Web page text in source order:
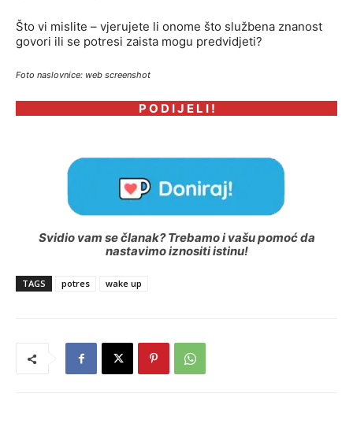
Što vi mislite – vjerujete li onome što službena znanost
govori ili se potresi zaista mogu predvidjeti?
Foto naslovnice: web screenshot
P O D I J E L I !
Svidio vam se članak? Trebamo i vašu pomoć da
nastavimo iznositi istinu!
TAGS potres wake up